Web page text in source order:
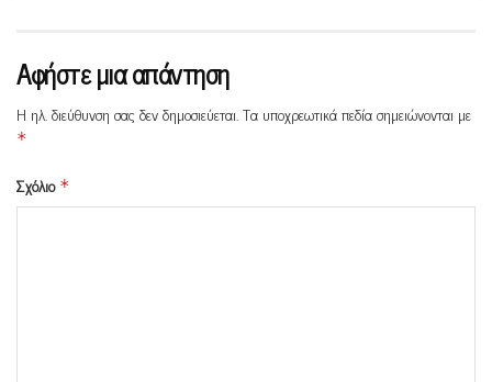
Αφήστε μια απάντηση
Η ηλ. διεύθυνση σας δεν δημοσιεύεται.Τα υποχρεωτικά πεδία σημειώνονται με
*
Σχόλιο *